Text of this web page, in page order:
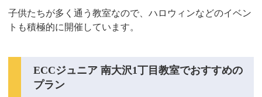
子供たちが多く通う教室なので、ハロウィンなどのイベン
トも積極的に開催しています。
ECCジュニア 南大沢1丁目教室でおすすめの
プラン